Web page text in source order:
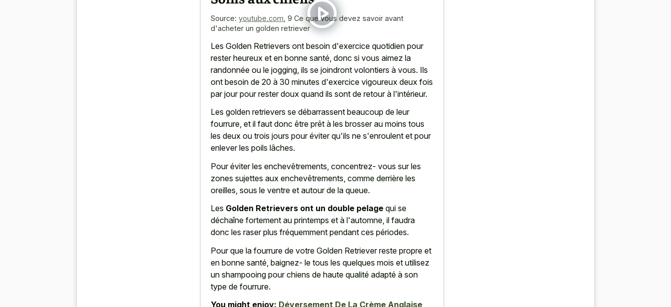
Source: youtube.com 9 Ce que vous devez savoir avant
d'acheter un golden retriever
Les Golden Retrievers ont besoin d'exercice quotidien pour
rester heureux et en bonne santé, donc si vous aimez la
randonnée ou le jogging, ils se joindront volontiers à vous. Ils
ont besoin de 20 à 30 minutes d'exercice vigoureux deux fois
par jour pour rester doux quand ils sont de retour à l'intérieur.
Les golden retrievers se débarrassent beaucoup de leur
fourrure, et il faut donc être prêt à les brosser au moins tous
les deux ou trois jours pour éviter qu'ils ne s'enroulent et pour
enlever les poils lâches.
Pour éviter les enchevêtrements, concentrez- vous sur les
zones sujettes aux enchevêtrements, comme derrière les
oreilles, sous le ventre et autour de la queue.
Les Golden Retrievers ont un double pelage qui se
déchaîne fortement au printemps et à l'automne, il faudra
donc les raser plus fréquemment pendant ces périodes.
Pour que la fourrure de votre Golden Retriever reste propre et
en bonne santé, baignez- le tous les quelques mois et utilisez
un shampooing pour chiens de haute qualité adapté à son
type de fourrure.
You might enjoy: Déversement De La Crème Anglaise